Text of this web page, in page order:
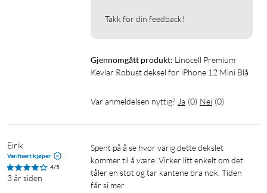
Takk for din feedback!
Gjennomgått produkt: Linocell Premium
Kevlar Robust deksel for iPhone 12 Mini Blå
Var anmeldelsen nyttig? Ja (0) Nei (0)
Eirik
Verifisert kjøper
4/5
3 år siden
Spent på å se hvor varig dette dekslet
kommer til å være. Virker litt enkelt om det
tåler en støt og tar kantene bra nok. Tiden
får si mer